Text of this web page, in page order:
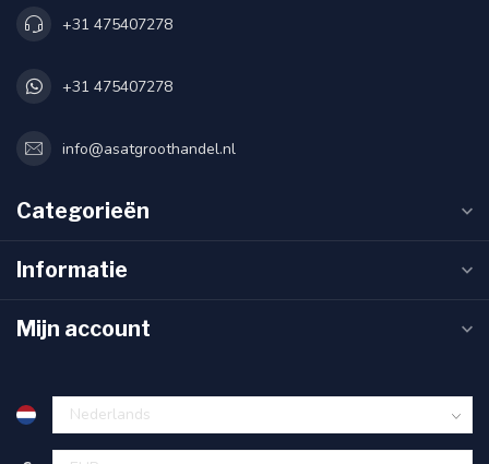
+31 475407278
+31 475407278
info@asatgroothandel.nl
Categorieën
Informatie
Mijn account